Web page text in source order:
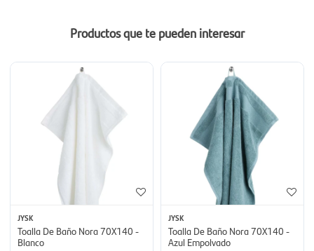
Productos que te pueden interesar
JYSK
Toalla De Baño Nora 70X140 -
Blanco
JYSK
Toalla De Baño Nora 70X140 -
Azul Empolvado